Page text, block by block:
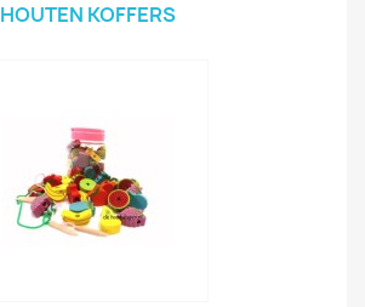
HOUTEN KOFFERS